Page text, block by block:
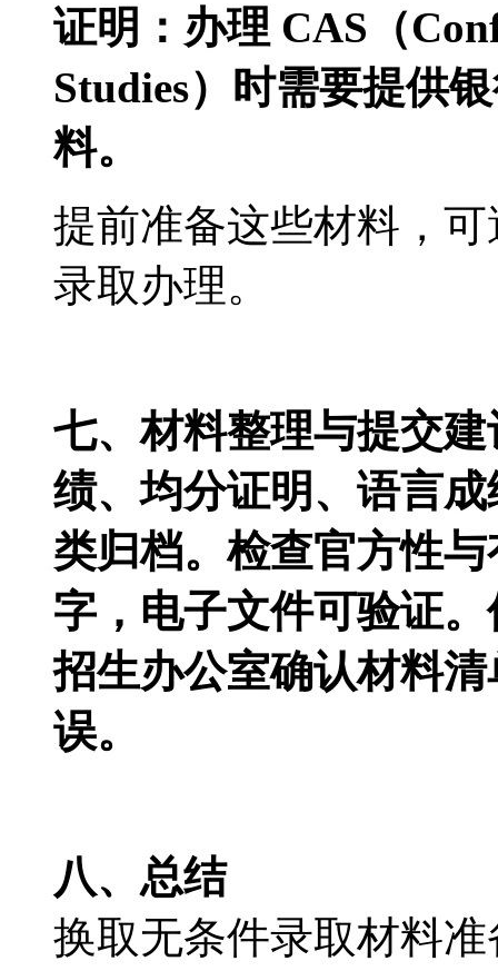
证明：办理 CAS（
Studies）时需要提供
料。
提前准备这些材料，
录取办理。
七、材料整理与提交建
绩、均分证明、语言
类归档。检查官方性
字，电子文件可验证
招生办公室确认材料
误。
八、总结
换取无条件录取材料